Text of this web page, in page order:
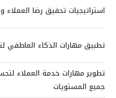
استراتيجيات تحقيق رضا العملاء
تطبيق مهارات الذكاء العاطفي
تطوير مهارات خدمة العملاء
جميع المستويات